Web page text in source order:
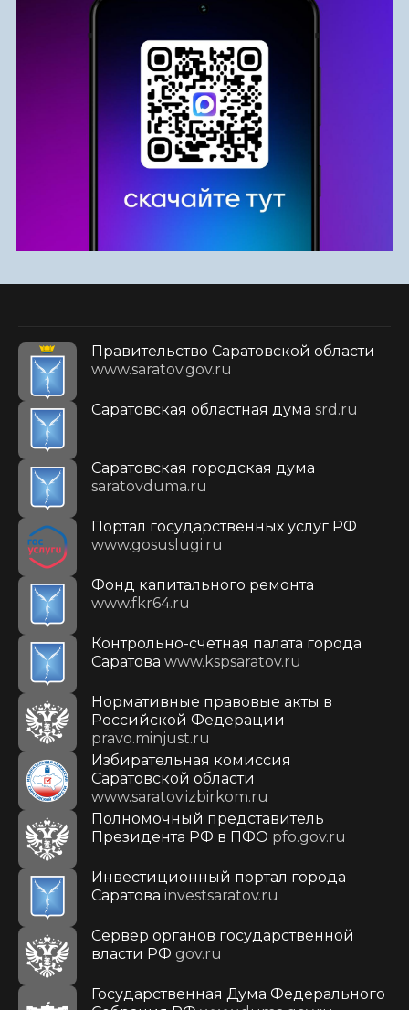
Правительство Саратовской области
www.saratov.gov.ru
Саратовская областная дума srd.ru
Саратовская городская дума
saratovduma.ru
Портал государственных услуг РФ
www.gosuslugi.ru
Фонд капитального ремонта
www.fkr64.ru
Контрольно-счетная палата города
Саратова www.kspsaratov.ru
Нормативные правовые акты в
Российской Федерации
pravo.minjust.ru
Избирательная комиссия
Саратовской области
www.saratov.izbirkom.ru
Полномочный представитель
Президента РФ в ПФО pfo.gov.ru
Инвестиционный портал города
Саратова investsaratov.ru
Сервер органов государственной
власти РФ gov.ru
Государственная Дума Федерального